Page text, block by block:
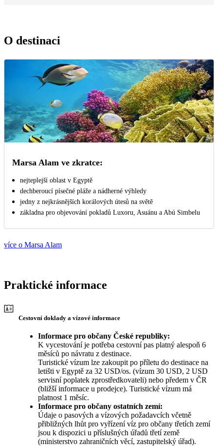
O destinaci
Marsa Alam ve zkratce:
nejteplejší oblast v Egyptě
dechberoucí písečné pláže a nádherné výhledy
jedny z nejkrásnějších korálových útesů na světě
základna pro objevování pokladů Luxoru, Asuánu a Abú Simbelu
více o Marsa Alam
Praktické informace
Cestovní doklady a vízové informace
Informace pro občany České republiky:
K vycestování je potřeba cestovní pas platný alespoň 6
měsíců po návratu z destinace.
Turistické vízum lze zakoupit po příletu do destinace na
letišti v Egyptě za 32 USD/os. (vízum 30 USD, 2 USD
servisní poplatek zprostředkovateli) nebo předem v ČR
(bližší informace u prodejce). Turistické vízum má
platnost 1 měsíc.
Informace pro občany ostatních zemí:
Údaje o pasových a vízových požadavcích včetně
přibližných lhůt pro vyřízení víz pro občany třetích zemí
jsou k dispozici u příslušných úřadů třetí země
(ministerstvo zahraničních věcí, zastupitelský úřad).